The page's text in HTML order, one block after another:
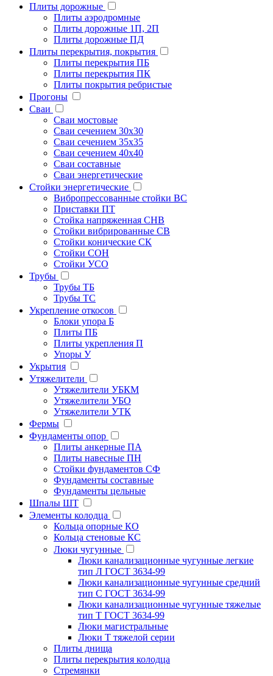
Плиты дорожные
Плиты аэродромные
Плиты дорожные 1П, 2П
Плиты дорожные ПД
Плиты перекрытия, покрытия
Плиты перекрытия ПБ
Плиты перекрытия ПК
Плиты покрытия ребристые
Прогоны
Сваи
Сваи мостовые
Сваи сечением 30х30
Сваи сечением 35х35
Сваи сечением 40х40
Сваи составные
Сваи энергетические
Стойки энергетические
Вибропрессованные стойки ВС
Приставки ПТ
Стойка напряженная СНВ
Стойки вибрированные СВ
Стойки конические СК
Стойки СОН
Стойки УСО
Трубы
Трубы ТБ
Трубы ТС
Укрепление откосов
Блоки упора Б
Плиты ПБ
Плиты укрепления П
Упоры У
Укрытия
Утяжелители
Утяжелители УБКМ
Утяжелители УБО
Утяжелители УТК
Фермы
Фундаменты опор
Плиты анкерные ПА
Плиты навесные ПН
Стойки фундаментов СФ
Фундаменты составные
Фундаменты цельные
Шпалы ШТ
Элементы колодца
Кольца опорные КО
Кольца стеновые КС
Люки чугунные
Люки канализационные чугунные легкие
тип Л ГОСТ 3634-99
Люки канализационные чугунные средний
тип С ГОСТ 3634-99
Люки канализационные чугунные тяжелые
тип Т ГОСТ 3634-99
Люки магистральные
Люки Т тяжелой серии
Плиты днища
Плиты перекрытия колодца
Стремянки